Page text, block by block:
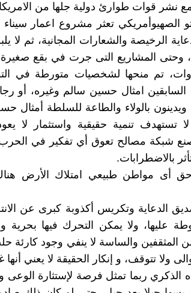
نشر قوات طوارئ دولية جلها من
الصهيوأمريكي تعثر مشروع اعمار
الرخيصة والشعارات المجانية، ثم
وحتى المشاريع التى جرت في بقع صغيرة
تم منحها لشخصيات متورطة في
السابقين امثال حسين سالم وغيره، أو
ويدينون بالولاء والطاعة للسلطة
تستهدف تنمية حقيقية واستثمار لا
شبكة مصالح تعوق أي تفكير في
بالاضطرابات.
أى مواطن طبيعي امتلاك الأرض
الدعاية وتكريس أكذوبة كبرى عن
عليها، ولا يمكن التحرك فيها بحرية
المثقفين والساسة لا ينفي وجود كارئة
ولا تتوقف، و إنكار الحقيقة لا يعني
الذكري ربما تمثل فرصة لإستثارة الوعى